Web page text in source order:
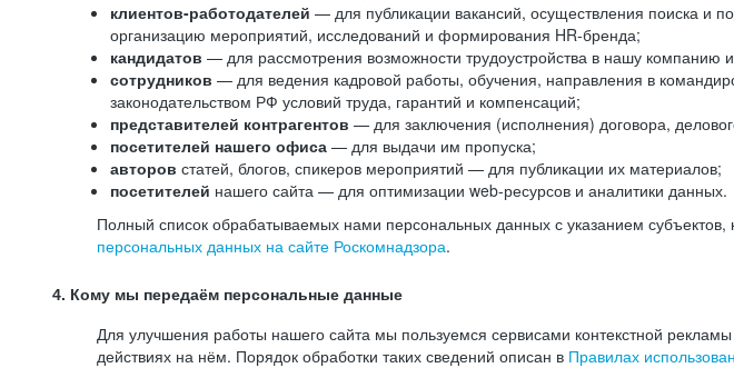
клиентов-работодателей — для публикации вакансий, осуществления поиска и
организацию мероприятий, исследований и формирования HR-бренда;
кандидатов — для рассмотрения возможности трудоустройства в нашу компанию
сотрудников — для ведения кадровой работы, обучения, направления в
законодательством РФ условий труда, гарантий и компенсаций;
представителей контрагентов — для заключения (исполнения) договора,
посетителей нашего офиса — для выдачи им пропуска;
авторов статей, блогов, спикеров мероприятий — для публикации их материалов;
посетителей нашего сайта — для оптимизации web-ресурсов и аналитики данных.
Полный список обрабатываемых нами персональных данных с указанием
персональных данных на сайте Роскомнадзора.
4. Кому мы передаём персональные данные
Для улучшения работы нашего сайта мы пользуемся сервисами контекстной
действиях на нём. Порядок обработки таких сведений описан в Правилах